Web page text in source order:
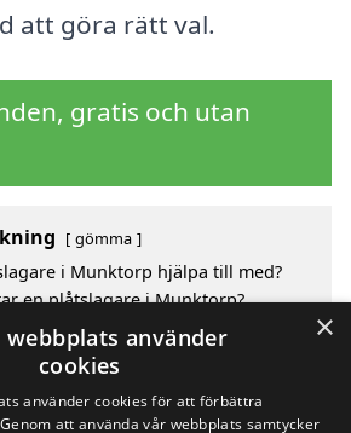
att göra rätt val.
gratis och utan
gömma
i Munktorp hjälpa till med?
en plåtslagare i Munktorp?
välja plåtslagare i Munktorp
plåtslagare i de omgivande
×
webbplats använder
cookies
använder cookies för att förbättra
att använda vår webbplats samtycker